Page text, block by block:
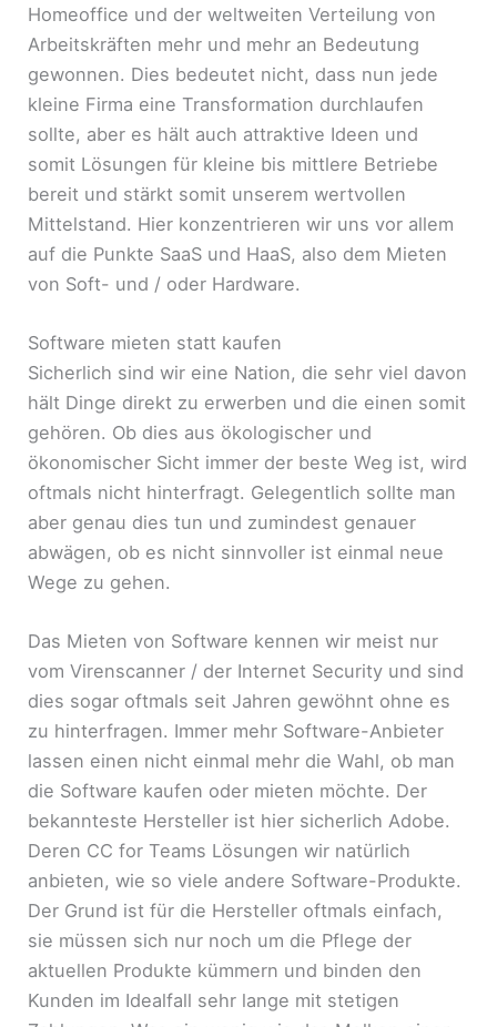
Homeoffice und der weltweiten Verteilung von
Arbeitskräften mehr und mehr an Bedeutung
gewonnen. Dies bedeutet nicht, dass nun jede
kleine Firma eine Transformation durchlaufen
sollte, aber es hält auch attraktive Ideen und
somit Lösungen für kleine bis mittlere Betriebe
bereit und stärkt somit unserem wertvollen
Mittelstand. Hier konzentrieren wir uns vor allem
auf die Punkte SaaS und HaaS, also dem Mieten
von Soft- und / oder Hardware.
Software mieten statt kaufen
Sicherlich sind wir eine Nation, die sehr viel davon
hält Dinge direkt zu erwerben und die einen somit
gehören. Ob dies aus ökologischer und
ökonomischer Sicht immer der beste Weg ist, wird
oftmals nicht hinterfragt. Gelegentlich sollte man
aber genau dies tun und zumindest genauer
abwägen, ob es nicht sinnvoller ist einmal neue
Wege zu gehen.
Das Mieten von Software kennen wir meist nur
vom Virenscanner / der Internet Security und sind
dies sogar oftmals seit Jahren gewöhnt ohne es
zu hinterfragen. Immer mehr Software-Anbieter
lassen einen nicht einmal mehr die Wahl, ob man
die Software kaufen oder mieten möchte. Der
bekannteste Hersteller ist hier sicherlich Adobe.
Deren CC for Teams Lösungen wir natürlich
anbieten, wie so viele andere Software-Produkte.
Der Grund ist für die Hersteller oftmals einfach,
sie müssen sich nur noch um die Pflege der
aktuellen Produkte kümmern und binden den
Kunden im Idealfall sehr lange mit stetigen